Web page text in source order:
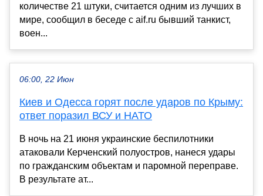
количестве 21 штуки, считается одним из лучших в
мире, сообщил в беседе с aif.ru бывший танкист,
воен...
06:00, 22 Июн
Киев и Одесса горят после ударов по Крыму:
ответ поразил ВСУ и НАТО
В ночь на 21 июня украинские беспилотники
атаковали Керченский полуостров, нанеся удары
по гражданским объектам и паромной переправе.
В результате ат...